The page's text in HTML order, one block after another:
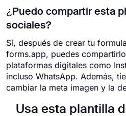
¿Puedo compartir esta
sociales?
Sí, después de crear tu
forms.app, puedes
plataformas digitales como
incluso WhatsApp. Además,
cambiar la meta imagen y la
Usa esta plantilla